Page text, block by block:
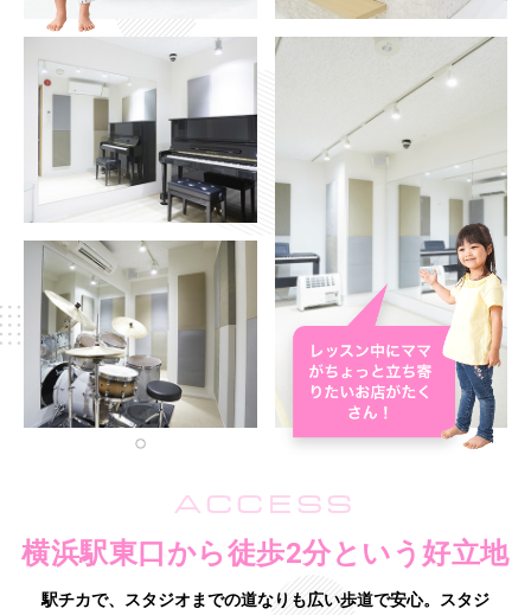
ACCESS
横浜駅東口から徒歩2分という好立地
駅チカで、スタジオまでの道なりも広い歩道で安心。
スタジ